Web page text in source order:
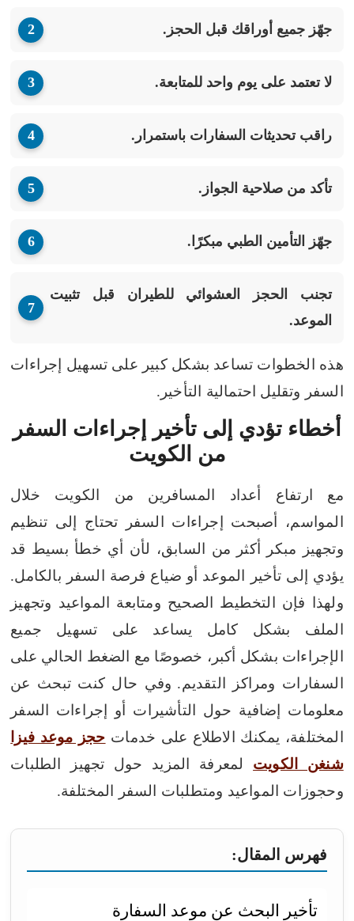
جهّز جميع أوراقك قبل الحجز.
لا تعتمد على يوم واحد للمتابعة.
راقب تحديثات السفارات باستمرار.
تأكد من صلاحية الجواز.
جهّز التأمين الطبي مبكرًا.
تجنب الحجز العشوائي للطيران قبل تثبيت
الموعد.
هذه الخطوات تساعد بشكل كبير على تسهيل إجراءات
السفر وتقليل احتمالية التأخير.
أخطاء تؤدي إلى تأخير إجراءات السفر
من الكويت
مع ارتفاع أعداد المسافرين من الكويت خلال
المواسم، أصبحت إجراءات السفر تحتاج إلى تنظيم
وتجهيز مبكر أكثر من السابق، لأن أي خطأ بسيط قد
يؤدي إلى تأخير الموعد أو ضياع فرصة السفر بالكامل.
ولهذا فإن التخطيط الصحيح ومتابعة المواعيد وتجهيز
الملف بشكل كامل يساعد على تسهيل جميع
الإجراءات بشكل أكبر، خصوصًا مع الضغط الحالي على
السفارات ومراكز التقديم. وفي حال كنت تبحث عن
معلومات إضافية حول التأشيرات أو إجراءات السفر
المختلفة، يمكنك الاطلاع على خدمات حجز موعد فيزا
شنغن الكويت لمعرفة المزيد حول تجهيز الطلبات
وحجوزات المواعيد ومتطلبات السفر المختلفة.
فهرس المقال:
تأخير البحث عن موعد السفارة